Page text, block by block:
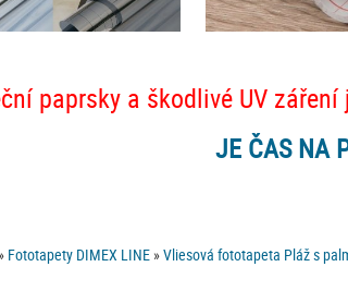
paprsky a škodlivé UV
JE ČAS NA
» Fototapety DIMEX LINE »Vliesová fototapeta Pláž s